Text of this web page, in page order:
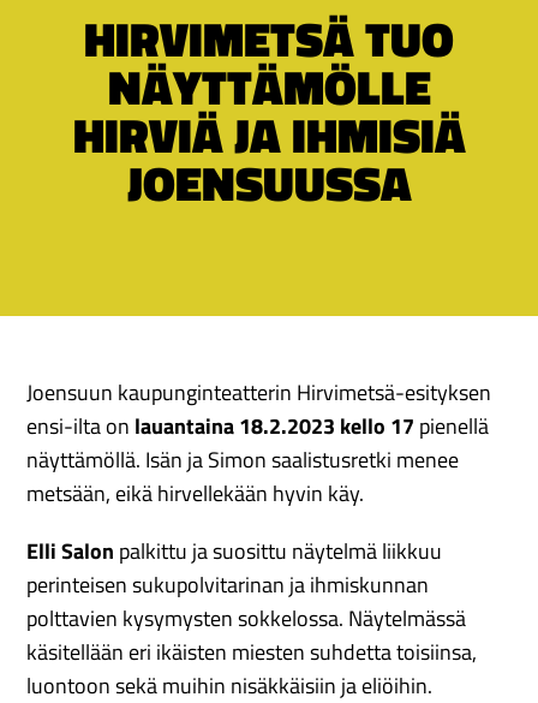
HIRVIMETSÄ TUO
NÄYTTÄMÖLLE
HIRVIÄ JA IHMISIÄ
JOENSUUSSA
Joensuun kaupunginteatterin Hirvimetsä-esityksen
ensi-ilta on lauantaina 18.2.2023 kello 17 pienellä
näyttämöllä. Isän ja Simon saalistusretki menee
metsään, eikä hirvellekään hyvin käy.
Elli Salon palkittu ja suosittu näytelmä liikkuu
perinteisen sukupolvitarinan ja ihmiskunnan
polttavien kysymysten sokkelossa. Näytelmässä
käsitellään eri ikäisten miesten suhdetta toisiinsa,
luontoon sekä muihin nisäkkäisiin ja eliöihin.